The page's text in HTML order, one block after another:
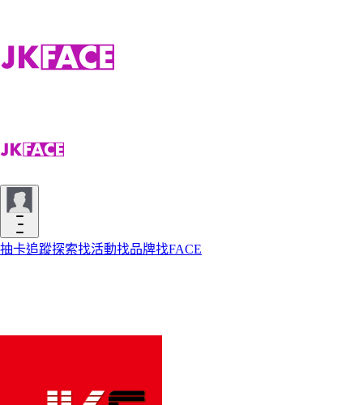
抽卡追蹤探索找活動找品牌找FACE